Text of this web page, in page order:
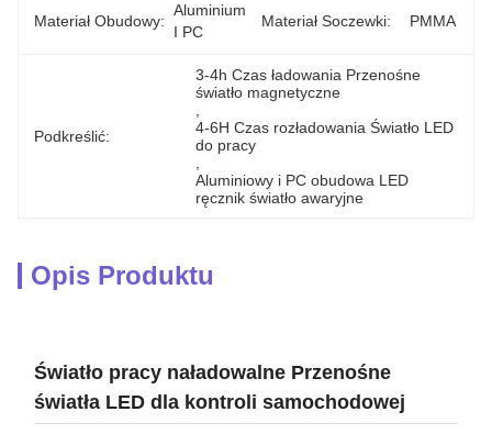
Materiał Obudowy:
Aluminium
I PC
Materiał Soczewki: PMMA
Podkreślić:
3-4h Czas ładowania Przenośne
światło magnetyczne
4-6H Czas rozładowania Światło LED
do pracy
Aluminiowy i PC obudowa LED
ręcznik światło awaryjne
Opis Produktu
Światło pracy naładowalne Przenośne
światła LED dla kontroli samochodowej